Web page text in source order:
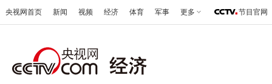
央视网首页 新闻 视频 经济 体育 军事 更多 节目官网